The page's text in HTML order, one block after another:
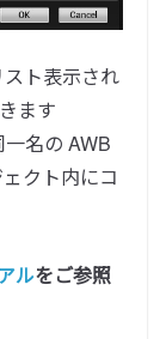
ト表示され
ます
名の AWB
クト内にコ
ルをご参照